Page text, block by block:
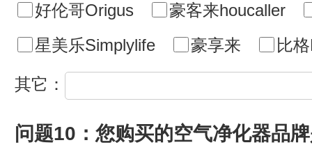
好伦哥Origus
豪客来houcaller
星美乐Simplylife
豪享来 比
其它：
问题10：您购买的空气净化器品